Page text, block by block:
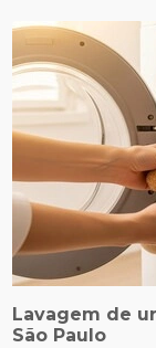
Lavagem de
São Paulo